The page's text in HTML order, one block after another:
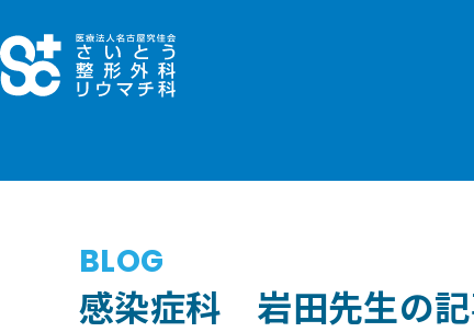
ン
テ
へ
BLOG
感染症科 岩田先生の